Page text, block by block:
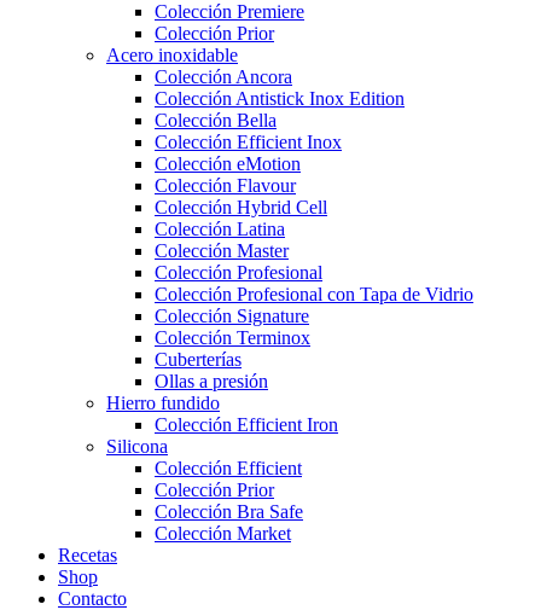
Colección Premiere
Colección Prior
Acero inoxidable
Colección Ancora
Colección Antistick Inox Edition
Colección Bella
Colección Efficient Inox
Colección eMotion
Colección Flavour
Colección Hybrid Cell
Colección Latina
Colección Master
Colección Profesional
Colección Profesional con Tapa de Vidrio
Colección Signature
Colección Terminox
Cuberterías
Ollas a presión
Hierro fundido
Colección Efficient Iron
Silicona
Colección Efficient
Colección Prior
Colección Bra Safe
Colección Market
Recetas
Shop
Contacto